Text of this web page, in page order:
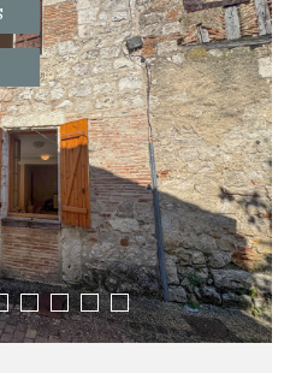
CONTACT
RECHERCHER